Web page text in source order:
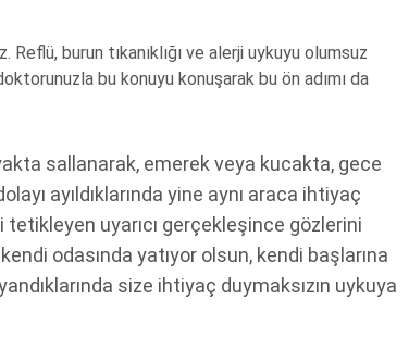
burun tıkanıklığı ve alerji uykuyu olumsuz
bu konuyu konuşarak bu ön adımı da
sallanarak, emerek veya kucakta, gece
ayıldıklarında yine aynı araca ihtiyaç
uyarıcı gerçekleşince gözlerini
odasında yatıyor olsun, kendi başlarına
size ihtiyaç duymaksızın uykuya